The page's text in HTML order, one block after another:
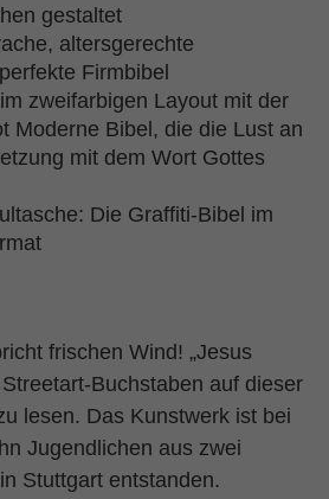
gestaltet
altersgerechte
Firmbibel
zweifarbigen Layout mit der
Moderne Bibel, die die Lust an
mit dem Wort Gottes
Die Graffiti-Bibel im
frischen Wind! „Jesus
Buchstaben auf dieser
lesen. Das Kunstwerk ist bei
Jugendlichen aus zwei
Stuttgart entstanden.